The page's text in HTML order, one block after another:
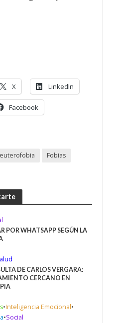
X LinkedIn
Facebook
Fobias
POR WHATSAPP SEGÚN LA
DE CARLOS VERGARA:
CERCANO EN
•Inteligencia Emocional•
•Social